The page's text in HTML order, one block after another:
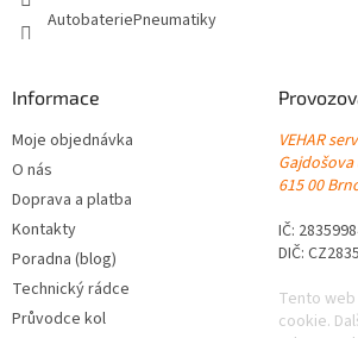
AutobateriePneumatiky
Informace
Moje objednávka
O nás
Doprava a platba
Kontakty
Poradna (blog)
Technický rádce
Průvodce kol
VEHAR
Gajdošova
615 00
IČ:
DIČ:
Tento
cookie.